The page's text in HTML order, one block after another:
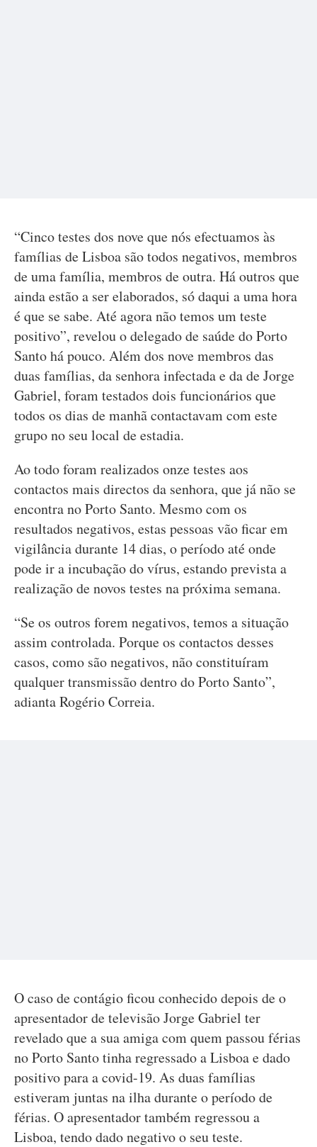
“Cinco testes dos nove que nós efectuamos às
famílias de Lisboa são todos negativos, membros
de uma família, membros de outra. Há outros que
ainda estão a ser elaborados, só daqui a uma hora
é que se sabe. Até agora não temos um teste
positivo”, revelou o delegado de saúde do Porto
Santo há pouco. Além dos nove membros das
duas famílias, da senhora infectada e da de Jorge
Gabriel, foram testados dois funcionários que
todos os dias de manhã contactavam com este
grupo no seu local de estadia.
Ao todo foram realizados onze testes aos
contactos mais directos da senhora, que já não se
encontra no Porto Santo. Mesmo com os
resultados negativos, estas pessoas vão ficar em
vigilância durante 14 dias, o período até onde
pode ir a incubação do vírus, estando prevista a
realização de novos testes na próxima semana.
“Se os outros forem negativos, temos a situação
assim controlada. Porque os contactos desses
casos, como são negativos, não constituíram
qualquer transmissão dentro do Porto Santo”,
adianta Rogério Correia.
O caso de contágio ficou conhecido depois de o
apresentador de televisão Jorge Gabriel ter
revelado que a sua amiga com quem passou férias
no Porto Santo tinha regressado a Lisboa e dado
positivo para a covid-19. As duas famílias
estiveram juntas na ilha durante o período de
férias. O apresentador também regressou a
Lisboa, tendo dado negativo o seu teste.